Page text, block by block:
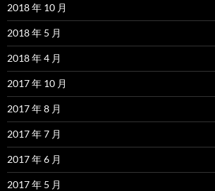
2018 年 10 月
2018 年 5 月
2018 年 4 月
2017 年 10 月
2017 年 8 月
2017 年 7 月
2017 年 6 月
2017 年 5 月